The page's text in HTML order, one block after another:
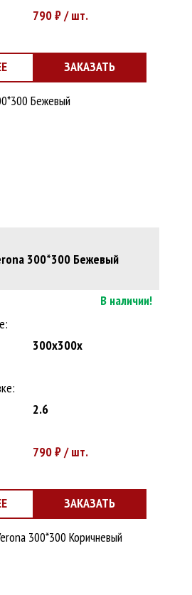
790₽ / шт.
ЗАКАЗАТЬ
300*300 Бежевый
В наличии!
300x300x
2.6
790₽ / шт.
ЗАКАЗАТЬ